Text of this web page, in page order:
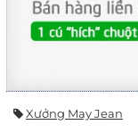
Xưởng May Jean